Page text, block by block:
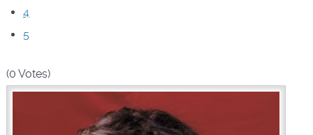
4
5
(0 Votes)